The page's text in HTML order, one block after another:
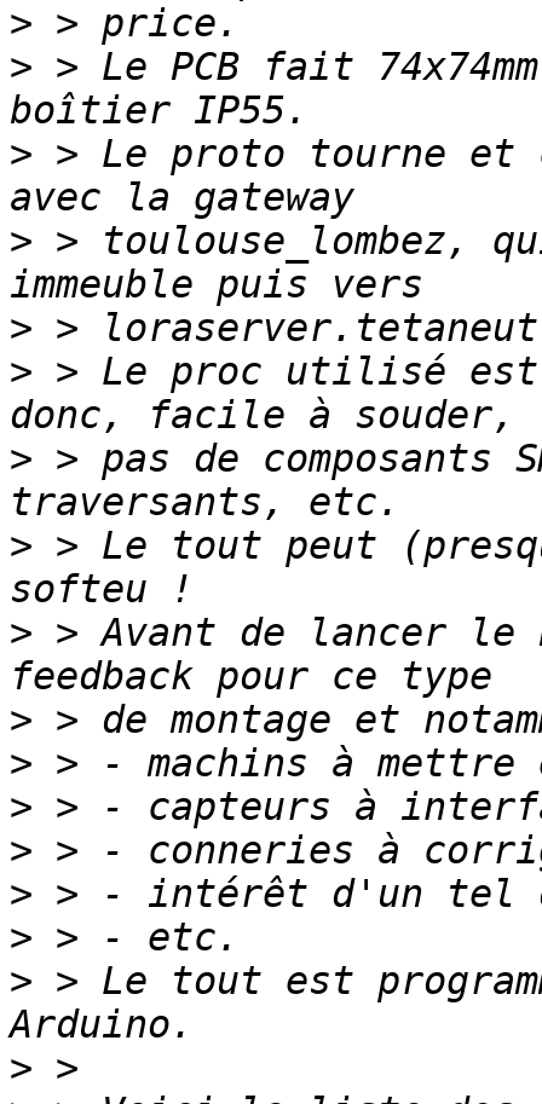
>
> > Le PCB fait
> > Le proto tourne et
> > toulouse_lombez,
>
> > Le proc utilisé est
> > pas de composants
> > Le tout peut
> > Avant de lancer
>
>
>
>
>
>
> > Le tout est
>